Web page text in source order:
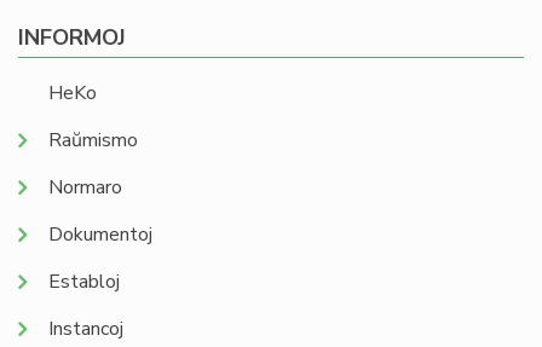
INFORMOJ
HeKo
Raŭmismo
Normaro
Dokumentoj
Establoj
Instancoj